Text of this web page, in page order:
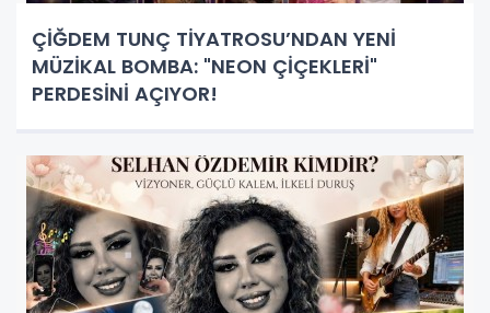
ÇİĞDEM TUNÇ TİYATROSU’NDAN YENİ
MÜZİKAL BOMBA: "NEON ÇİÇEKLERİ"
PERDESİNİ AÇIYOR!